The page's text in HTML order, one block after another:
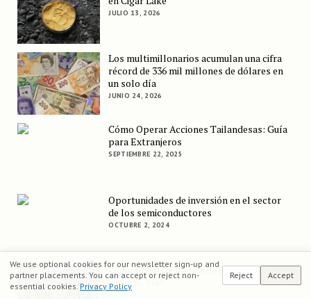
JULIO 13, 2026
Los multimillonarios acumulan una cifra
récord de 336 mil millones de dólares en
un solo día
JUNIO 24, 2026
Cómo Operar Acciones Tailandesas: Guía
para Extranjeros
SEPTIEMBRE 22, 2025
Oportunidades de inversión en el sector
de los semiconductores
OCTUBRE 2, 2024
Reducción estratégica de Maersk en 2024
ENERO 26, 2024
We use optional cookies for our newsletter sign-up and
partner placements. You can accept or reject non-
essential cookies. Privacy Policy
Reject Accept